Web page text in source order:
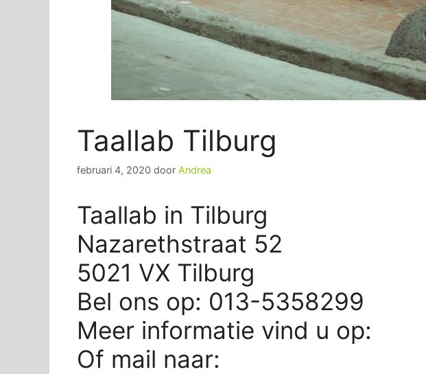
Taallab Tilburg
februari 4, 2020 door Andrea
Taallab in Tilburg
Nazarethstraat 52
5021 VX Tilburg
Bel ons op: 013-5358299
Meer informatie vind u op:
Of mail naar: